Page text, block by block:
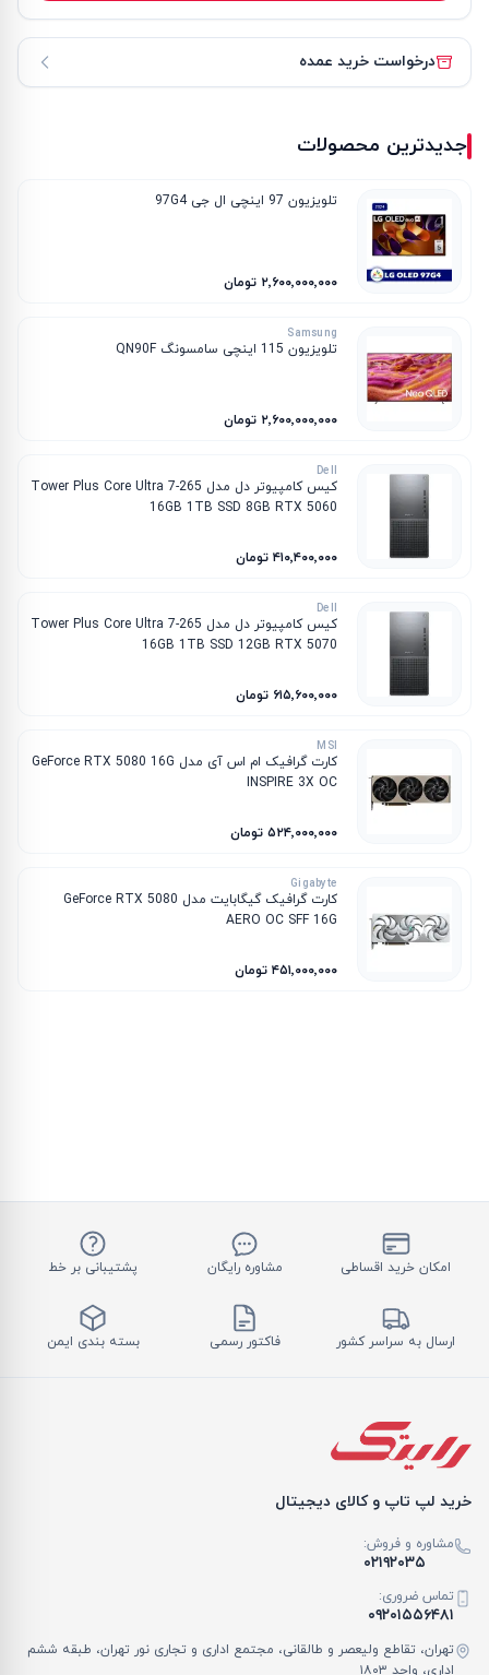
درخواست خرید عمده
جدیدترین محصولات
تلویزیون 97 اینچی ال جی 97G4
۲٬۶۰۰٬۰۰۰٬۰۰۰ تومان
Samsung
تلویزیون 115 اینچی سامسونگ QN90F
۲٬۶۰۰٬۰۰۰٬۰۰۰ تومان
Dell
کیس کامپیوتر دل مدل Tower Plus Core Ultra 7-265
16GB 1TB SSD 8GB RTX 5060
۴۱۰٬۴۰۰٬۰۰۰ تومان
Dell
کیس کامپیوتر دل مدل Tower Plus Core Ultra 7-265
16GB 1TB SSD 12GB RTX 5070
۶۱۵٬۶۰۰٬۰۰۰ تومان
MSI
کارت گرافیک ام‌ اس‌ آی مدل GeForce RTX 5080 16G
INSPIRE 3X OC
۵۲۴٬۰۰۰٬۰۰۰ تومان
Gigabyte
کارت گرافیک گیگابایت مدل GeForce RTX 5080
AERO OC SFF 16G
۴۵۱٬۰۰۰٬۰۰۰ تومان
امکان خرید اقساطی مشاوره رایگان پشتیبانی بر خط
ارسال به سراسر کشور فاکتور رسمی بسته بندی ایمن
خرید لپ تاپ و کالای دیجیتال
مشاوره و فروش:
۰۲۱۹۲۰۳۵
تماس ضروری:
۰۹۲۰۱۵۵۶۴۸۱
تهران، تقاطع ولیعصر و طالقانی، مجتمع اداری و تجاری نور تهران، طبقه ششم
اداری، واحد ۱۸۰۳